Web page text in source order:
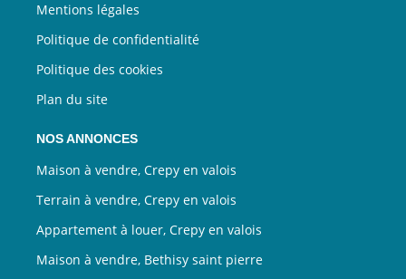
Mentions légales
Politique de confidentialité
Politique des cookies
Plan du site
NOS ANNONCES
Maison à vendre, Crepy en valois
Terrain à vendre, Crepy en valois
Appartement à louer, Crepy en valois
Maison à vendre, Bethisy saint pierre